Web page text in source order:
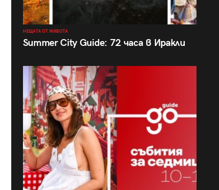
НЕЩАТА ОТ ЖИВОТА
Summer City Guide: 72 часа в Иракли